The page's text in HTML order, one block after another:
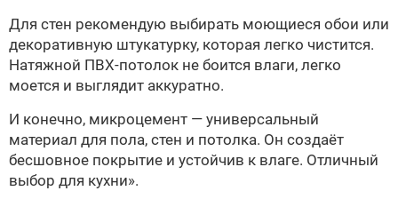
Для стен рекомендую выбирать моющиеся обои или
декоративную штукатурку, которая легко чистится.
Натяжной ПВХ-потолок не боится влаги, легко
моется и выглядит аккуратно.
И конечно, микроцемент — универсальный
материал для пола, стен и потолка. Он создаёт
бесшовное покрытие и устойчив к влаге. Отличный
выбор для кухни».